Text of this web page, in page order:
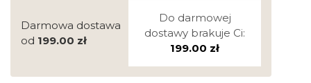
Darmowa dostawa
od 199.00 zł
Do darmowej
dostawy brakuje Ci:
199.00 zł